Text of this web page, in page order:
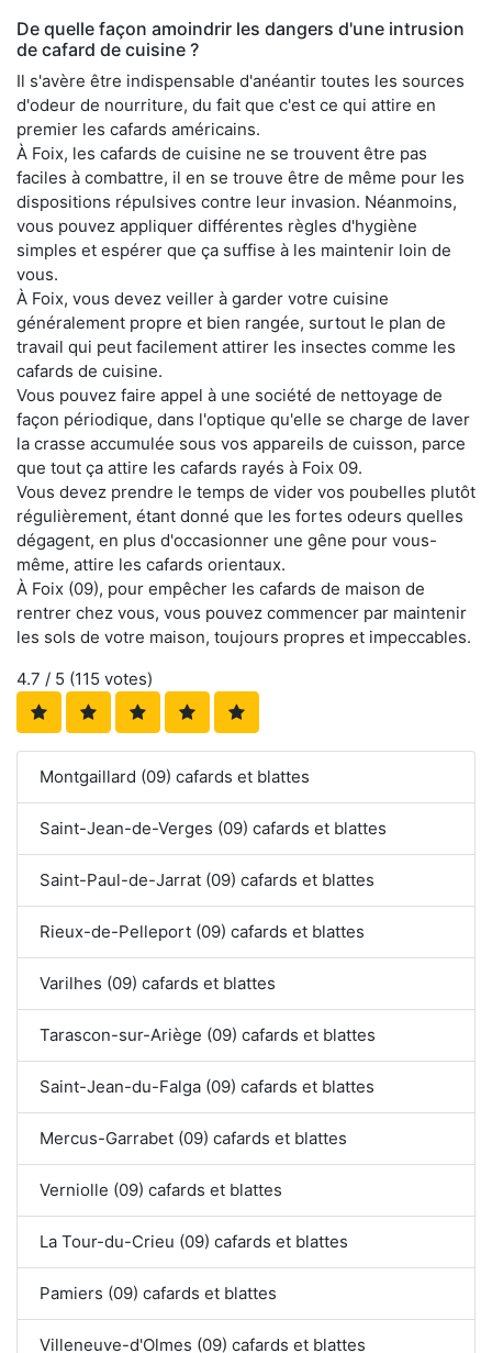
De quelle façon amoindrir les dangers d'une intrusion
de cafard de cuisine ?
Il s'avère être indispensable d'anéantir toutes les sources
d'odeur de nourriture, du fait que c'est ce qui attire en
premier les cafards américains.
À Foix, les cafards de cuisine ne se trouvent être pas
faciles à combattre, il en se trouve être de même pour les
dispositions répulsives contre leur invasion. Néanmoins,
vous pouvez appliquer différentes règles d'hygiène
simples et espérer que ça suffise à les maintenir loin de
vous.
À Foix, vous devez veiller à garder votre cuisine
généralement propre et bien rangée, surtout le plan de
travail qui peut facilement attirer les insectes comme les
cafards de cuisine.
Vous pouvez faire appel à une société de nettoyage de
façon périodique, dans l'optique qu'elle se charge de laver
la crasse accumulée sous vos appareils de cuisson, parce
que tout ça attire les cafards rayés à Foix 09.
Vous devez prendre le temps de vider vos poubelles plutôt
régulièrement, étant donné que les fortes odeurs quelles
dégagent, en plus d'occasionner une gêne pour vous-
même, attire les cafards orientaux.
À Foix (09), pour empêcher les cafards de maison de
rentrer chez vous, vous pouvez commencer par maintenir
les sols de votre maison, toujours propres et impeccables.
4.7 / 5 (115 votes)
Montgaillard (09) cafards et blattes
Saint-Jean-de-Verges (09) cafards et blattes
Saint-Paul-de-Jarrat (09) cafards et blattes
Rieux-de-Pelleport (09) cafards et blattes
Varilhes (09) cafards et blattes
Tarascon-sur-Ariège (09) cafards et blattes
Saint-Jean-du-Falga (09) cafards et blattes
Mercus-Garrabet (09) cafards et blattes
Verniolle (09) cafards et blattes
La Tour-du-Crieu (09) cafards et blattes
Pamiers (09) cafards et blattes
Villeneuve-d'Olmes (09) cafards et blattes